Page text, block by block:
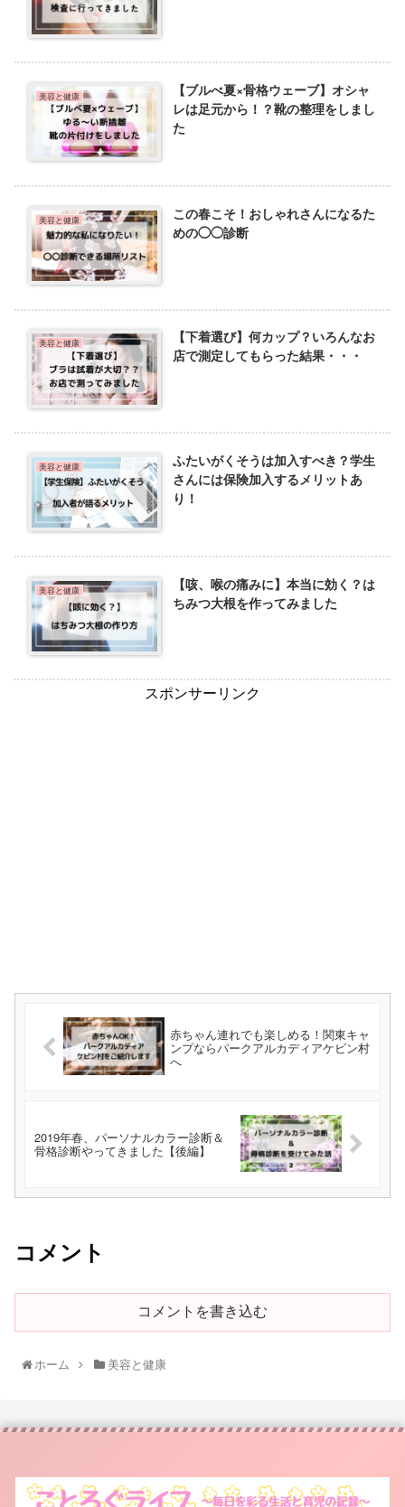
美容と健康
【ブルべ夏×骨格ウェーブ】オシャ
レは足元から！？靴の整理をしまし
た
美容と健康
この春こそ！おしゃれさんになるた
めの◯◯診断
美容と健康
【下着選び】何カップ？いろんなお
店で測定してもらった結果・・・
美容と健康
ふたいがくそうは加入すべき？学生
さんには保険加入するメリットあ
り！
美容と健康
【咳、喉の痛みに】本当に効く？は
ちみつ大根を作ってみました
スポンサーリンク
赤ちゃん連れでも楽しめる！関東キャ
ンプならパークアルカディアケビン村
へ
2019年春、パーソナルカラー診断＆
骨格診断やってきました【後編】
コメント
コメントを書き込む
ホーム 美容と健康